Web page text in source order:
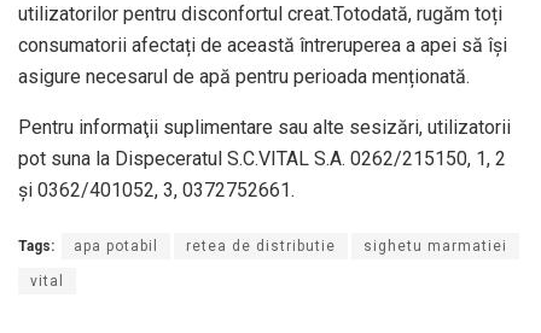
utilizatorilor pentru disconfortul creat.Totodată, rugăm toți
consumatorii afectați de această întreruperea a apei să își
asigure necesarul de apă pentru perioada menționată.
Pentru informaţii suplimentare sau alte sesizări, utilizatorii
pot suna la Dispeceratul S.C.VITAL S.A. 0262/215150, 1, 2
și 0362/401052, 3, 0372752661.
Tags: apa potabil retea de distributie sighetu marmatiei
vital